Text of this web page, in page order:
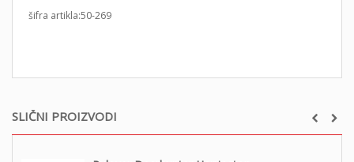
SLIČNI PROIZVODI
šifra artikla:50-269